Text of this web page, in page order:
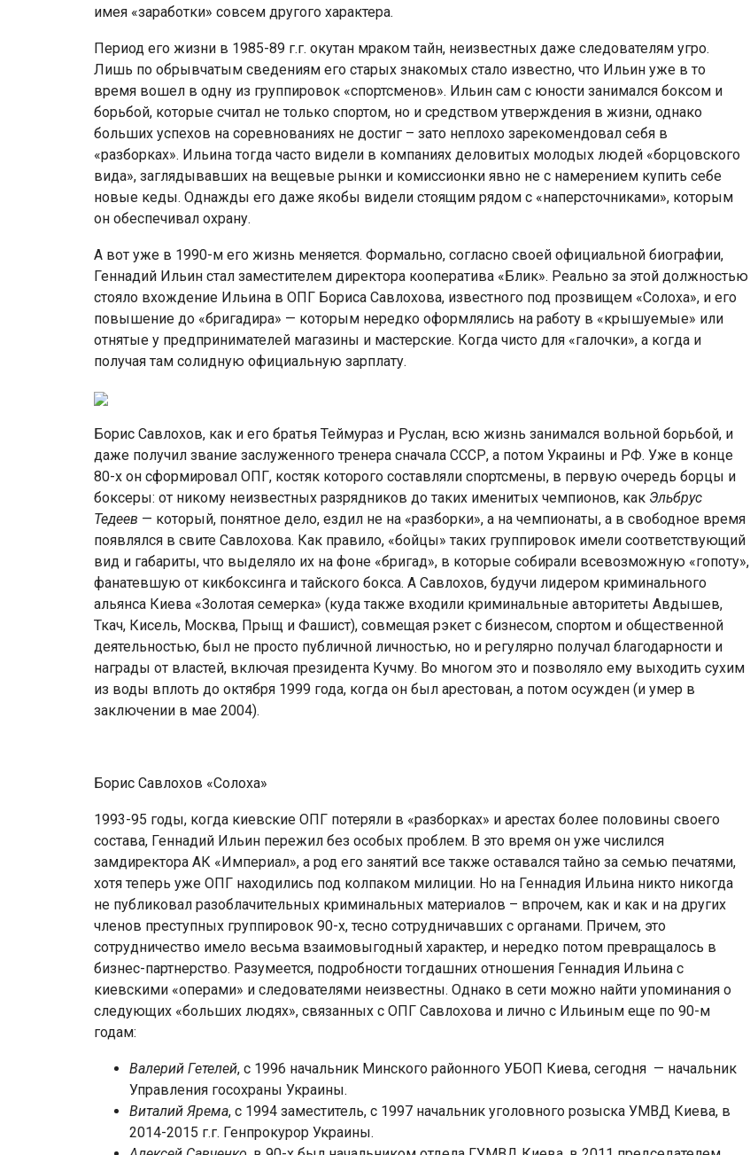
имея «заработки» совсем другого характера.
Период его жизни в 1985-89 г.г. окутан мраком тайн, неизвестных даже следователям угро.
Лишь по обрывчатым сведениям его старых знакомых стало известно, что Ильин уже в то
время вошел в одну из группировок «спортсменов». Ильин сам с юности занимался боксом и
борьбой, которые считал не только спортом, но и средством утверждения в жизни, однако
больших успехов на соревнованиях не достиг – зато неплохо зарекомендовал себя в
«разборках». Ильина тогда часто видели в компаниях деловитых молодых людей «борцовского
вида», заглядывавших на вещевые рынки и комиссионки явно не с намерением купить себе
новые кеды. Однажды его даже якобы видели стоящим рядом с «наперсточниками», которым
он обеспечивал охрану.
А вот уже в 1990-м его жизнь меняется. Формально, согласно своей официальной биографии,
Геннадий Ильин стал заместителем директора кооператива «Блик». Реально за этой должностью
стояло вхождение Ильина в ОПГ Бориса Савлохова, известного под прозвищем «Солоха», и его
повышение до «бригадира» — которым нередко оформлялись на работу в «крышуемые» или
отнятые у предпринимателей магазины и мастерские. Когда чисто для «галочки», а когда и
получая там солидную официальную зарплату.
Борис Савлохов, как и его братья Теймураз и Руслан, всю жизнь занимался вольной борьбой, и
даже получил звание заслуженного тренера сначала СССР, а потом Украины и РФ. Уже в конце
80-х он сформировал ОПГ, костяк которого составляли спортсмены, в первую очередь борцы и
боксеры: от никому неизвестных разрядников до таких именитых чемпионов, как Эльбрус
Тедеев — который, понятное дело, ездил не на «разборки», а на чемпионаты, а в свободное время
появлялся в свите Савлохова. Как правило, «бойцы» таких группировок имели соответствующий
вид и габариты, что выделяло их на фоне «бригад», в которые собирали всевозможную «гопоту»,
фанатевшую от кикбоксинга и тайского бокса. А Савлохов, будучи лидером криминального
альянса Киева «Золотая семерка» (куда также входили криминальные авторитеты Авдышев,
Ткач, Кисель, Москва, Прыщ и Фашист), совмещая рэкет с бизнесом, спортом и общественной
деятельностью, был не просто публичной личностью, но и регулярно получал благодарности и
награды от властей, включая президента Кучму. Во многом это и позволяло ему выходить сухим
из воды вплоть до октября 1999 года, когда он был арестован, а потом осужден (и умер в
заключении в мае 2004).
Борис Савлохов «Солоха»
1993-95 годы, когда киевские ОПГ потеряли в «разборках» и арестах более половины своего
состава, Геннадий Ильин пережил без особых проблем. В это время он уже числился
замдиректора АК «Империал», а род его занятий все также оставался тайно за семью печатями,
хотя теперь уже ОПГ находились под колпаком милиции. Но на Геннадия Ильина никто никогда
не публиковал разоблачительных криминальных материалов – впрочем, как и как и на других
членов преступных группировок 90-х, тесно сотрудничавших с органами. Причем, это
сотрудничество имело весьма взаимовыгодный характер, и нередко потом превращалось в
бизнес-партнерство. Разумеется, подробности тогдашних отношения Геннадия Ильина с
киевскими «операми» и следователями неизвестны. Однако в сети можно найти упоминания о
следующих «больших людях», связанных с ОПГ Савлохова и лично с Ильиным еще по 90-м
годам:
Валерий Гетелей, с 1996 начальник Минского районного УБОП Киева, сегодня — начальник
Управления госохраны Украины.
Виталий Ярема, с 1994 заместитель, с 1997 начальник уголовного розыска УМВД Киева, в
2014-2015 г.г. Генпрокурор Украины.